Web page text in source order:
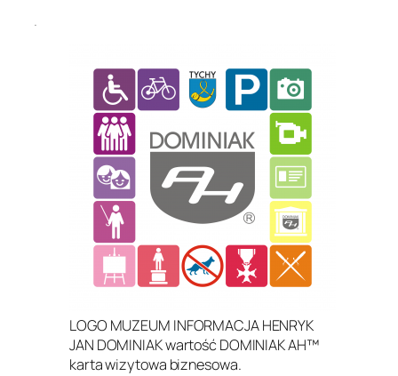
.
LOGO MUZEUM INFORMACJA HENRYK
JAN DOMINIAK wartość DOMINIAK AH™
karta wizytowa biznesowa.